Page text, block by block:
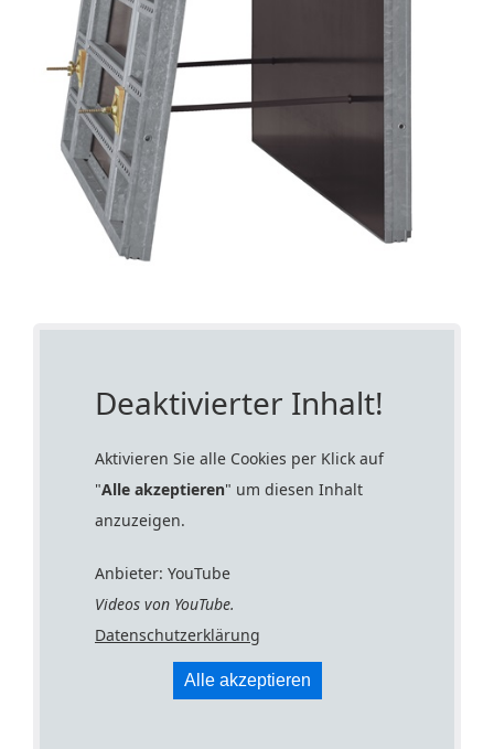
Deaktivierter Inhalt!
Aktivieren Sie alle Cookies per Klick auf
"Alle akzeptieren" um diesen Inhalt
anzuzeigen.
Anbieter: YouTube
Videos von YouTube.
Datenschutzerklärung
Alle akzeptieren